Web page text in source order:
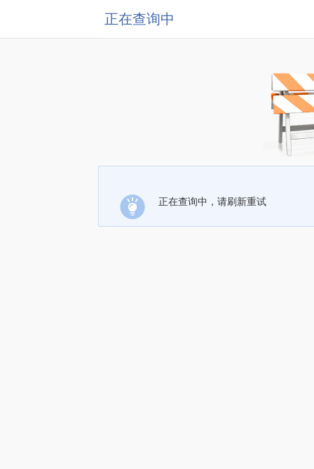
正在查询中
正在查询中，请刷新重试